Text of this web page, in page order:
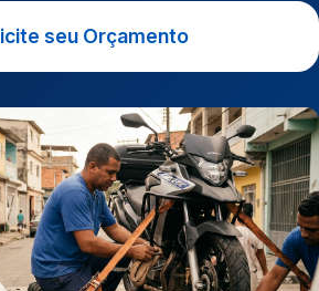
seu Orçamento